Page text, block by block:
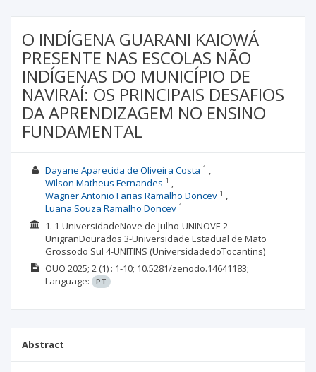
O INDÍGENA GUARANI KAIOWÁ
PRESENTE NAS ESCOLAS NÃO
INDÍGENAS DO MUNICÍPIO DE
NAVIRAÍ: OS PRINCIPAIS DESAFIOS
DA APRENDIZAGEM NO ENSINO
FUNDAMENTAL
Dayane Aparecida de Oliveira Costa 1
Wilson Matheus Fernandes 1
Wagner Antonio Farias Ramalho Doncev1
Luana Souza Ramalho Doncev1
1. 1-UniversidadeNove de Julho-UNINOVE 2-
UnigranDourados 3-Universidade Estadual de Mato
Grossodo Sul 4-UNITINS (UniversidadedoTocantins)
OUO 2025; 2(1) : 1-10; 10.5281/zenodo.14641183;
Language:
PT
Abstract